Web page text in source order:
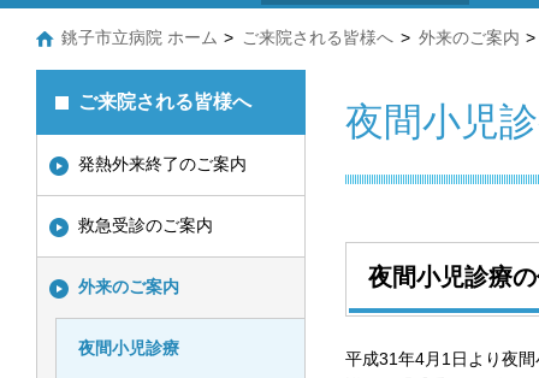
銚子市立病院 ホーム ご来院される皆様へ 外来のご案内
夜間小児
夜間小児診療
平成31年4月1日より夜
ご来院される皆様へ
発熱外来終了のご案内
救急受診のご案内
外来のご案内
夜間小児診療